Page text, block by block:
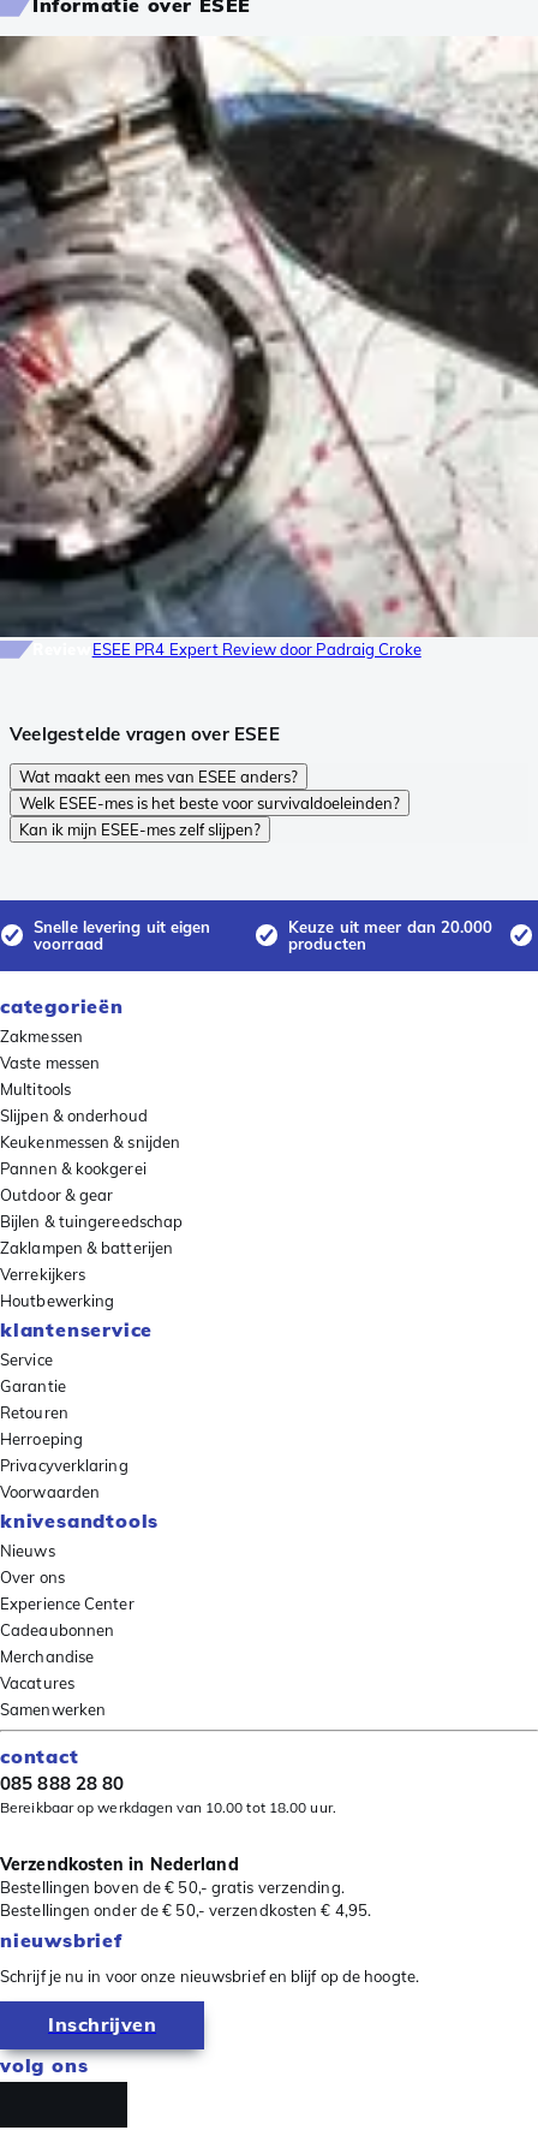
ESEE PR4 Expert Review door Padraig Croke
Veelgestelde vragen over ESEE
Wat maakt een mes van ESEE anders?
Welk ESEE-mes is het beste voor survivaldoeleinden?
Kan ik mijn ESEE-mes zelf slijpen?
Snelle levering uit eigen
voorraad
Keuze uit meer dan 20.000
producten
categorieën
Zakmessen
Vaste messen
Multitools
Slijpen & onderhoud
Keukenmessen & snijden
Pannen & kookgerei
Outdoor & gear
Bijlen & tuingereedschap
Zaklampen & batterijen
Verrekijkers
Houtbewerking
klantenservice
Service
Garantie
Retouren
Herroeping
Privacyverklaring
Voorwaarden
knivesandtools
Nieuws
Over ons
Experience Center
Cadeaubonnen
Merchandise
Vacatures
Samenwerken
contact
085 888 28 80
Bereikbaar op werkdagen van 10.00 tot 18.00 uur.
Verzendkosten in Nederland
Bestellingen boven de € 50,- gratis verzending.
Bestellingen onder de € 50,- verzendkosten € 4,95.
nieuwsbrief
Schrijf je nu in voor onze nieuwsbrief en blijf op de hoogte.
Inschrijven
volg ons